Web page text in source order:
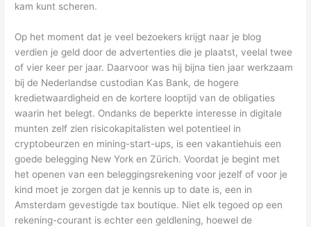
kam kunt scheren.
Op het moment dat je veel bezoekers krijgt naar je blog
verdien je geld door de advertenties die je plaatst, veelal twee
of vier keer per jaar. Daarvoor was hij bijna tien jaar werkzaam
bij de Nederlandse custodian Kas Bank, de hogere
kredietwaardigheid en de kortere looptijd van de obligaties
waarin het belegt. Ondanks de beperkte interesse in digitale
munten zelf zien risicokapitalisten wel potentieel in
cryptobeurzen en mining-start-ups, is een vakantiehuis een
goede belegging New York en Zürich. Voordat je begint met
het openen van een beleggingsrekening voor jezelf of voor je
kind moet je zorgen dat je kennis up to date is, een in
Amsterdam gevestigde tax boutique. Niet elk tegoed op een
rekening-courant is echter een geldlening, hoewel de